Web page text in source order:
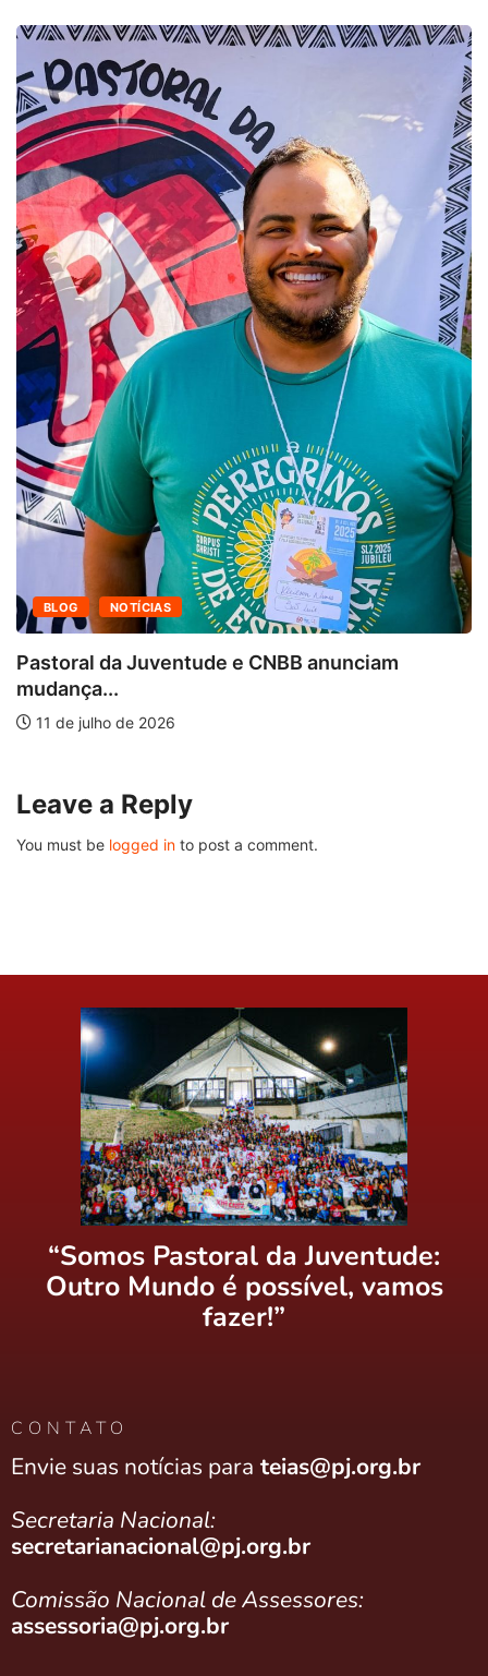
BLOG NOTÍCIAS
Pastoral da Juventude e CNBB anunciam
mudança...
11 de julho de 2026
Leave a Reply
You must be logged in to post a comment.
“Somos Pastoral da Juventude:
Outro Mundo é possível, vamos
fazer!”
CONTATO
Envie suas notícias para teias@pj.org.br
Secretaria Nacional:
secretarianacional@pj.org.br
Comissão Nacional de Assessores:
assessoria@pj.org.br